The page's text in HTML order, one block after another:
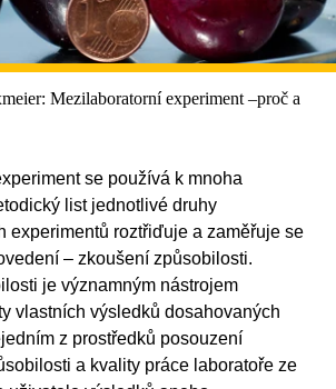
Mezilaboratorní experiment –proč a
se používá k mnoha
list jednotlivé druhy
experimentů roztřiďuje a zaměřuje se
– zkoušení způsobilosti.
je významným nástrojem
vlastních výsledků dosahovaných
z prostředků posouzení
a kvality práce laboratoře ze